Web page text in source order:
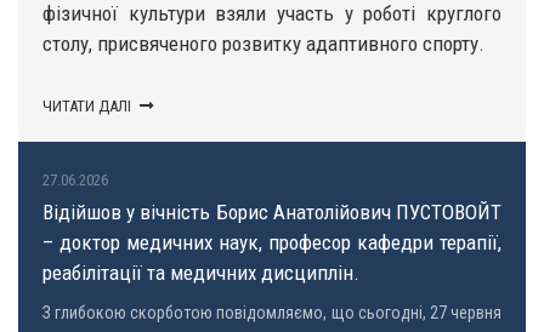
фізичної культури взяли участь у роботі круглого
столу, присвяченого розвитку адаптивного спорту.
ЧИТАТИ ДАЛІ
27.06.2026
Відійшов у вічність Борис Анатолійович ПУСТОВОЙТ
– доктор медичних наук, професор кафедри терапії,
реабілітації та медичних дисциплін.
З глибокою скорботою повідомляємо, що сьогодні, 27 червня